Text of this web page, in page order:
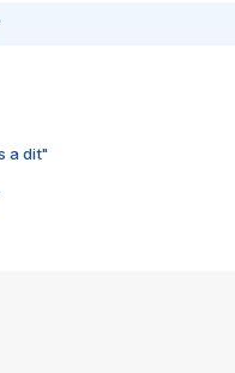
a dit"